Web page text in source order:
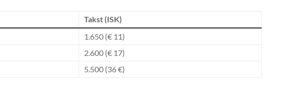
Takst (ISK)
1.650 (€ 11)
2.600 (€ 17)
5.500 (36 €)